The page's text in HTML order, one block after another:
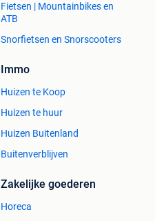
Fietsen | Mountainbikes en
ATB
Snorfietsen en Snorscooters
Immo
Huizen te Koop
Huizen te huur
Huizen Buitenland
Buitenverblijven
Zakelijke goederen
Horeca